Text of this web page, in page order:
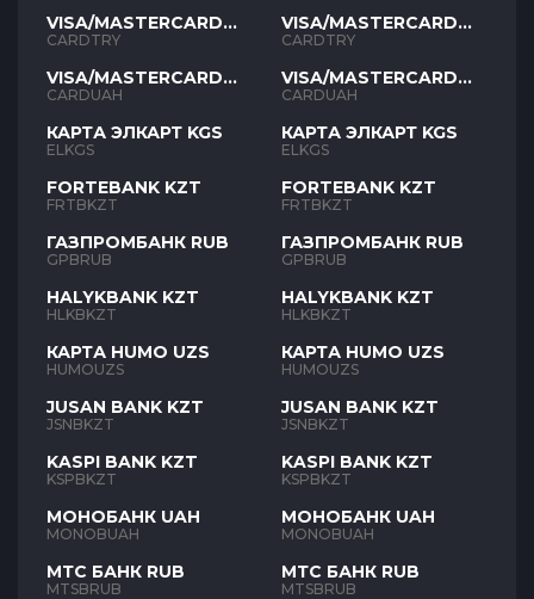
VISA/MASTERCARD
TYR
CARDTRY
VISA/MASTERCARD
UAH
CARDUAH
КАРТА ЭЛКАРТ KGS
ELKGS
FORTEBANK KZT
FRTBKZT
ГАЗПРОМБАНК RUB
GPBRUB
HALYKBANK KZT
HLKBKZT
КАРТА HUMO UZS
HUMOUZS
JUSAN BANK KZT
JSNBKZT
KASPI BANK KZT
KSPBKZT
МОНОБАНК UAH
MONOBUAH
МТС БАНК RUB
MTSBRUB
VISA/MASTERCARD
TYR
CARDTRY
VISA/MASTERCARD
UAH
CARDUAH
КАРТА ЭЛКАРТ KGS
ELKGS
FORTEBANK KZT
FRTBKZT
ГАЗПРОМБАНК RUB
GPBRUB
HALYKBANK KZT
HLKBKZT
КАРТА HUMO UZS
HUMOUZS
JUSAN BANK KZT
JSNBKZT
KASPI BANK KZT
KSPBKZT
МОНОБАНК UAH
MONOBUAH
МТС БАНК RUB
MTSBRUB